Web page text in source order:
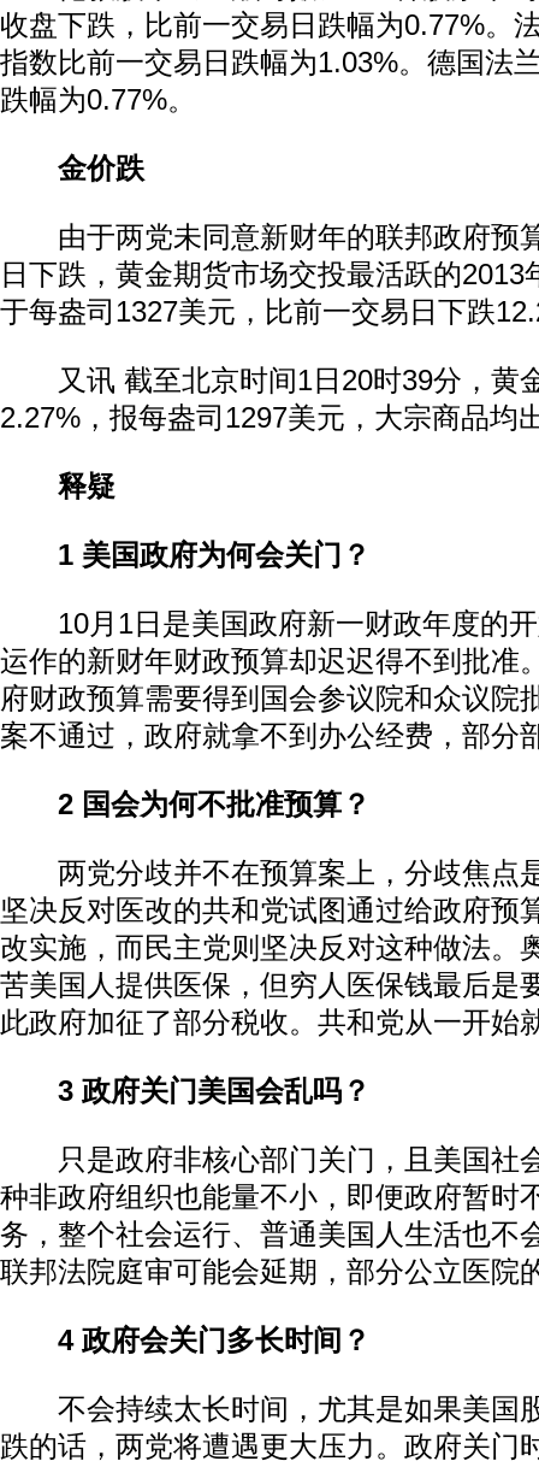
收盘下跌，比前一交易日跌幅为0.77%。
指数比前一交易日跌幅为1.03%。德国法
跌幅为0.77%。
金价跌
由于两党未同意新财年的联邦政府预
日下跌，黄金期货市场交投最活跃的2013
于每盎司1327美元，比前一交易日下跌
又讯 截至北京时间1日20时39分，黄
2.27%，报每盎司1297美元，大宗商品均
释疑
1 美国政府为何会关门？
10月1日是美国政府新一财政年度的开
运作的新财年财政预算却迟迟得不到批准
府财政预算需要得到国会参议院和众议院
案不通过，政府就拿不到办公经费，部分
2 国会为何不批准预算？
两党分歧并不在预算案上，分歧焦点
坚决反对医改的共和党试图通过给政府预
改实施，而民主党则坚决反对这种做法。
苦美国人提供医保，但穷人医保钱最后是
此政府加征了部分税收。共和党从一开始
3 政府关门美国会乱吗？
只是政府非核心部门关门，且美国社
种非政府组织也能量不小，即便政府暂时
务，整个社会运行、普通美国人生活也不
联邦法院庭审可能会延期，部分公立医院
4 政府会关门多长时间？
不会持续太长时间，尤其是如果美国
跌的话，两党将遭遇更大压力。政府关门